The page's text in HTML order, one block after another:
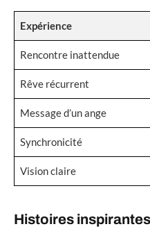
Expérience
Rencontre inattendue
Rêve récurrent
Message d’un ange
Synchronicité
Vision claire
Histoires